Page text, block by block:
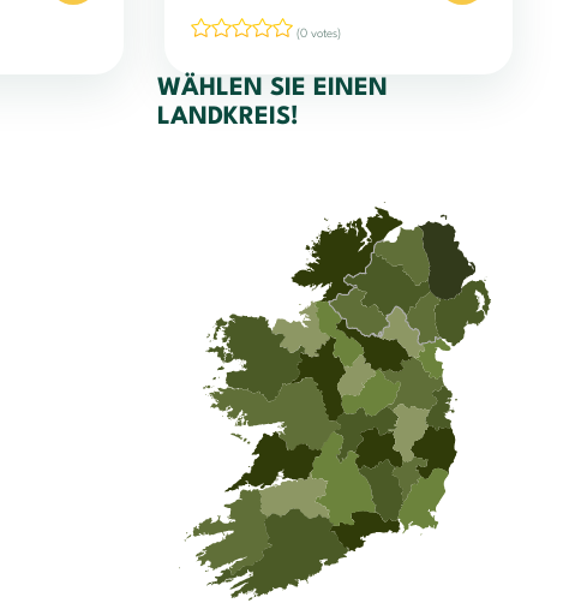
(0 votes)
WÄHLEN SIE EINEN
LANDKREIS!